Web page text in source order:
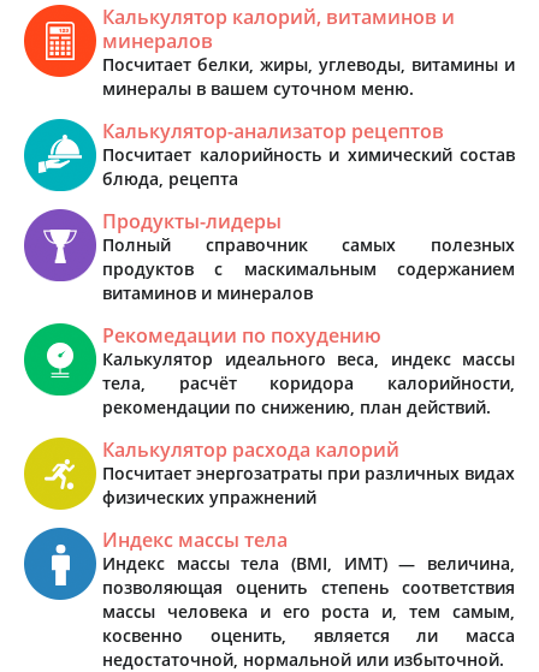
Калькулятор калорий, витаминов и
минералов
Посчитает белки, жиры, углеводы, витамины и
минералы в вашем суточном меню.
Калькулятор-анализатор рецептов
Посчитает калорийность и химический состав
блюда, рецепта
Продукты-лидеры
Полный справочник самых полезных
продуктов с маскимальным содержанием
витаминов и минералов
Рекомедации по похудению
Калькулятор идеального веса, индекс массы
тела, расчёт коридора калорийности,
рекомендации по снижению, план действий.
Калькулятор расхода калорий
Посчитает энергозатраты при различных видах
физических упражнений
Индекс массы тела
Индекс массы тела (BMI, ИМТ) — величина,
позволяющая оценить степень соответствия
массы человека и его роста и, тем самым,
косвенно оценить, является ли масса
недостаточной, нормальной или избыточной.